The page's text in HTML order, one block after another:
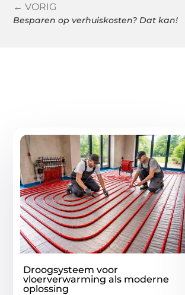
← VORIG
Besparen op verhuiskosten? Dat kan!
Droogsysteem voor
vloerverwarming als moderne
oplossing